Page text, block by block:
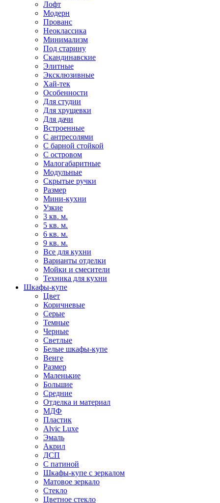
Лофт
Модерн
Прованс
Неоклассика
Минимализм
Под старину
Скандинавские
Элитные
Эксклюзивные
Хай-тек
Особенности
Для студии
Для хрущевки
Для дачи
Встроенные
С антресолями
С барной стойкой
С островом
Малогабаритные
Модульные
Скрытые ручки
Размер
Мини-кухни
Узкие
3 кв. м.
5 кв. м.
6 кв. м.
9 кв. м.
Все для кухни
Варианты отделки
Мойки и смесители
Техника для кухни
Шкафы-купе
Цвет
Коричневые
Серые
Темные
Черные
Светлые
Белые шкафы-купе
Венге
Размер
Маленькие
Большие
Средние
Отделка и материал
МДФ
Пластик
Alvic Luxe
Эмаль
Акрил
ДСП
С патиной
Шкафы-купе с зеркалом
Матовое зеркало
Стекло
Цветное стекло